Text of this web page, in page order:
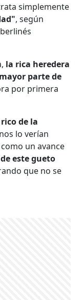
simplemente
, según
la rica heredera
parte de
por primera
de la
lo verían
un avance
este gueto
que no se